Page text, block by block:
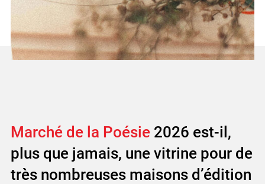
Marché de la Poésie2026 est-il,
plus que jamais, une vitrine pour de
très nombreuses maisons d’édition